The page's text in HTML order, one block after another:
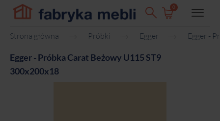
0
Strona główna Próbki Egger Egger -
Egger - Próbka Carat Beżowy U115 ST9
300x200x18